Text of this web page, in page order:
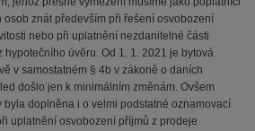
osob znát především při řešení osvobození
nebo při uplatnění nezdanitelné části
hypotečního úvěru. Od 1. 1. 2021 je bytová
v samostatném § 4b v zákoně o daních
došlo jen k minimálním změnám. Ovšem
byla doplněna i o velmi podstatné oznamovací
uplatnění osvobození příjmů z prodeje